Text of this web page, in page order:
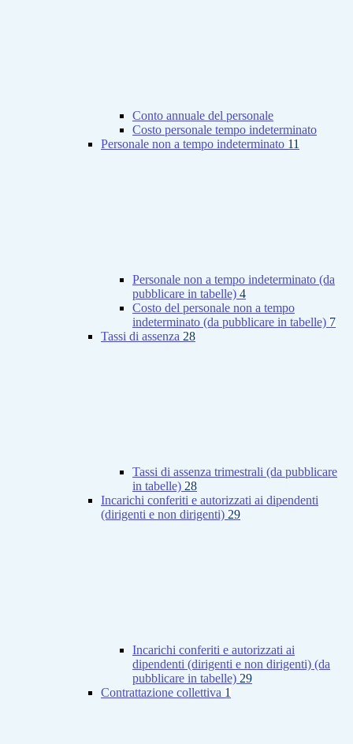
Conto annuale del personale
Costo personale tempo indeterminato
Personale non a tempo indeterminato 11
Personale non a tempo indeterminato (da
pubblicare in tabelle) 4
Costo del personale non a tempo
indeterminato (da pubblicare in tabelle) 7
Tassi di assenza 28
Tassi di assenza trimestrali (da pubblicare
in tabelle) 28
Incarichi conferiti e autorizzati ai dipendenti
(dirigenti e non dirigenti) 29
Incarichi conferiti e autorizzati ai
dipendenti (dirigenti e non dirigenti) (da
pubblicare in tabelle) 29
Contrattazione collettiva 1